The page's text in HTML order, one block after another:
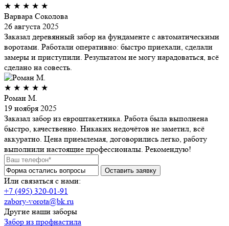
★ ★ ★ ★ ★
Варвара Соколова
26 августа 2025
Заказал деревянный забор на фундаменте с автоматическими
воротами. Работали оперативно: быстро приехали, сделали
замеры и приступили. Результатом не могу нарадоваться, всё
сделано на совесть.
★ ★ ★ ★ ★
Роман М.
19 ноября 2025
Заказал забор из евроштакетника. Работа была выполнена
быстро, качественно. Никаких недочётов не заметил, всё
аккуратно. Цена приемлемая, договорились легко, работу
выполнили настоящие профессионалы. Рекомендую!
Или связаться с нами:
+7 (495) 320-01-91
zabory-vorota@bk.ru
Другие наши заборы
Забор из профнастила